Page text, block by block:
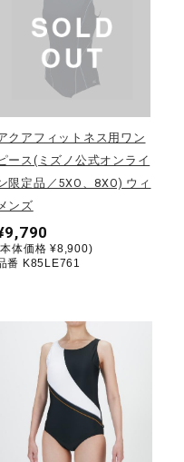
クアフィットネス用ワン
ース(ミズノ公式オンライ
限定品／5XO、8XO) ウィ
メンズ
体価格 ¥8,900)
番 K85LE761